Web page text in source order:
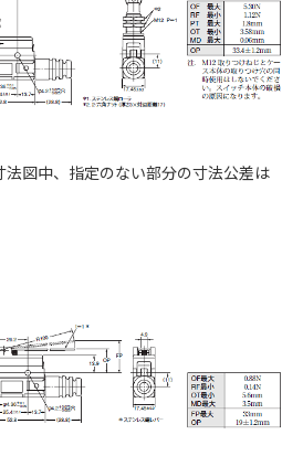
法図中、指定のない部分の寸法公差は